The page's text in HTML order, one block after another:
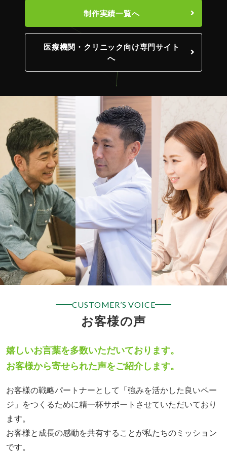
制作実績一覧へ
医療機関・クリニック向け専門サイト
へ
お客様の声
CUSTOMER’S VOICE
嬉しいお言葉を多数いただいております。
お客様から寄せられた声をご紹介します。
お客様の戦略パートナーとして「強みを活かした良いペー
ジ」をつくるために精一杯サポートさせていただいており
ます。
お客様と成長の感動を共有することが私たちのミッション
です。